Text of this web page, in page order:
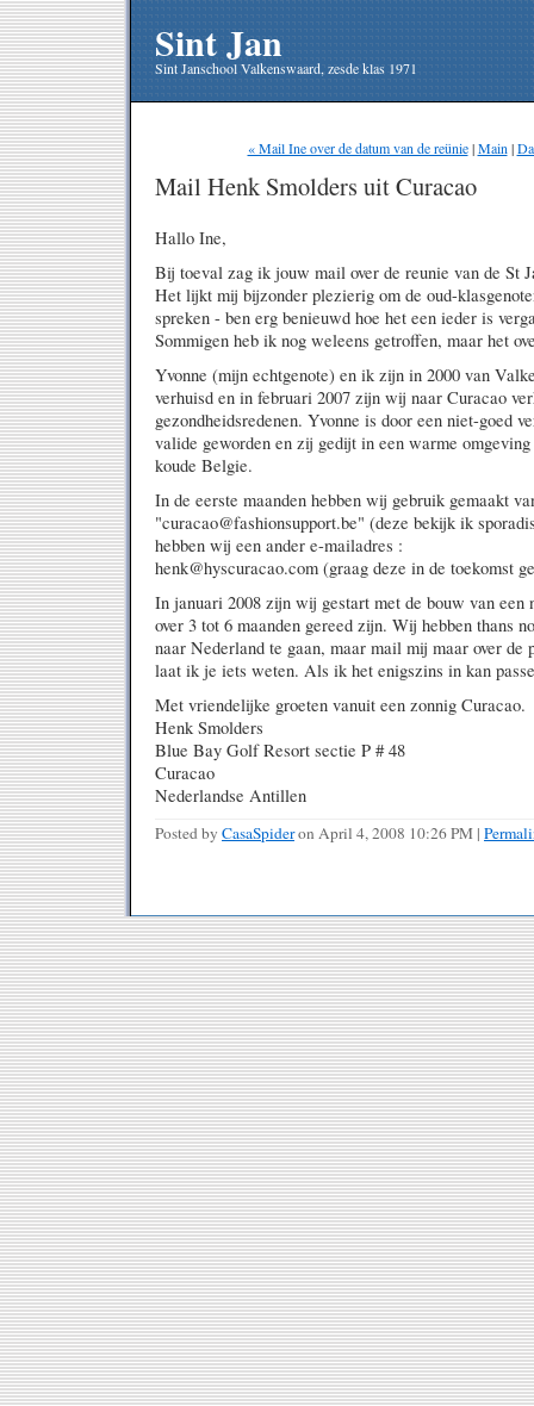
Sint Jan
Sint Janschool Valkenswaard, zesde klas 1971
« Mail Ine over de datum van de reünie|Main |
Mail Henk Smolders uit Curacao
Hallo Ine,
Bij toeval zag ik jouw mail over de reunie van de St
Het lijkt mij bijzonder plezierig om de oud-
spreken - ben erg benieuwd hoe het een ieder is
Sommigen heb ik nog weleens getroffen, maar het
Yvonne (mijn echtgenote) en ik zijn in 2000 van
verhuisd en in februari 2007 zijn wij naar Curacao
gezondheidsredenen. Yvonne is door een niet-goed
valide geworden en zij gedijt in een warme
koude Belgie.
In de eerste maanden hebben wij gebruik gemaakt
"curacao@fashionsupport.be" (deze bekijk ik
hebben wij een ander e-mailadres :
henk@hyscuracao.com (graag deze in de toekomst
In januari 2008 zijn wij gestart met de bouw van een
over 3 tot 6 maanden gereed zijn. Wij hebben thans
naar Nederland te gaan, maar mail mij maar over de
laat ik je iets weten. Als ik het enigszins in kan
Met vriendelijke groeten vanuit een zonnig Curacao.
Henk Smolders
Blue Bay Golf Resort sectie P # 48
Curacao
Nederlandse Antillen
Posted by CasaSpideron April 4, 2008 10:26 PM |